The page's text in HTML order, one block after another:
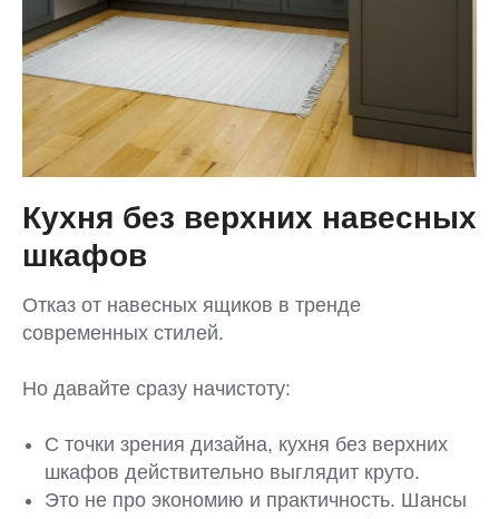
Кухня без верхних навесных
шкафов
Отказ от навесных ящиков в тренде
современных стилей.
Но давайте сразу начистоту:
С точки зрения дизайна, кухня без верхних
шкафов действительно выглядит круто.
Это не про экономию и практичность. Шансы